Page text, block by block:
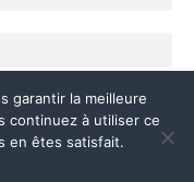
garantir la meilleure
continuez à utiliser ce
en êtes satisfait.